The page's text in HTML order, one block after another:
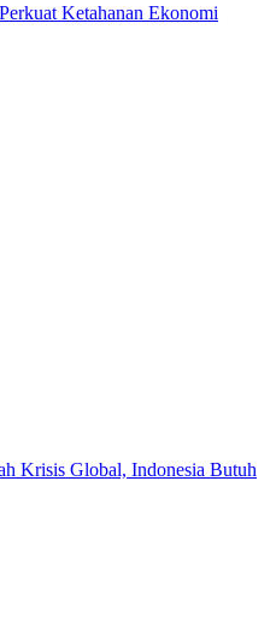
Ketahanan Ekonomi
Krisis Global, Indonesia Butuh